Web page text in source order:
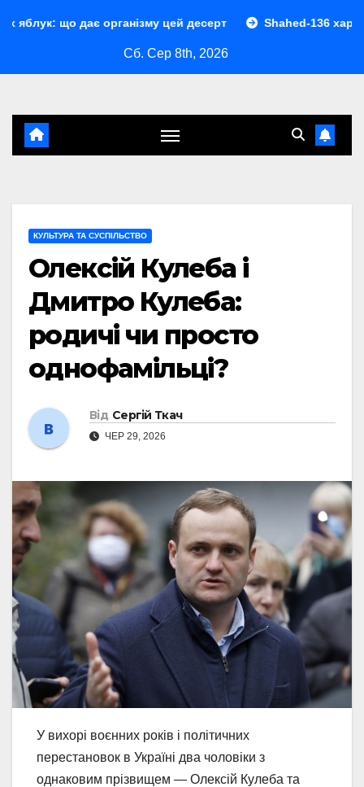
організму цей десерт Shahed-136 характеристики:
Сб. Сер 8th, 2026
КУЛЬТУРА ТА СУСПІЛЬСТВО
Олексій Кулеба і
Дмитро Кулеба:
родичі чи просто
однофамільці?
Від Сергій Ткач
ЧЕР 29, 2026
У вихорі воєнних років і політичних
перестановок в Україні два чоловіки з
однаковим прізвищем — Олексій Кулеба та